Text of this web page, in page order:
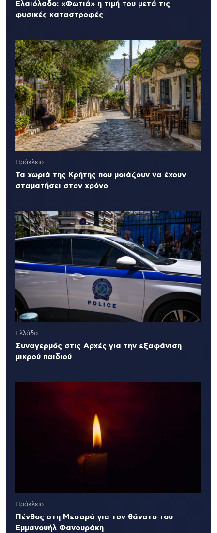
Ελαιόλαδο: «Φωτιά» η τιμή του μετά τις
φυσικές καταστροφές
Ηράκλειο
Τα χωριά της Κρήτης που μοιάζουν να έχουν
σταματήσει στον χρόνο
Ελλάδα
Συναγερμός στις Αρχές για την εξαφάνιση
μικρού παιδιού
Ηράκλειο
Πένθος στη Μεσαρά για τον θάνατο του
Εμμανουήλ Φανουράκη